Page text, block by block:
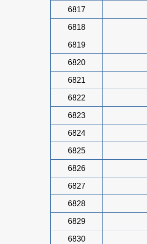
6817
6818
6819
6820
6821
6822
6823
6824
6825
6826
6827
6828
6829
6830